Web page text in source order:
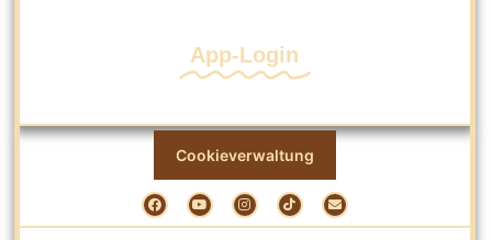
App-Login
Cookieverwaltung